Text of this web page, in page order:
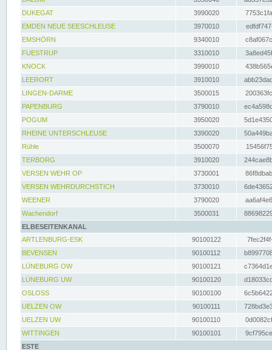
DUKEGAT
3990020
EMDEN NEUE SEESCHLEUSE
3970010
EMSHÖRN
9340010
FUESTRUP
3310010
KNOCK
3990010
LEERORT
3910010
LINGEN-DARME
3500015
PAPENBURG
3790010
POGUM
3950020
RHEINE UNTERSCHLEUSE
3390020
Rühle
3500070
TERBORG
3910020
VERSEN WEHR OP
3730001
VERSEN WEHRDURCHSTICH
3730010
WEENER
3790020
Wachendorf
3500031
ELBESEITENKANAL
ARTLENBURG-ESK
90100122
BEVENSEN
90100112
LÜNEBURG OW
90100121
LÜNEBURG UW
90100120
OSLOSS
90100100
UELZEN OW
90100111
UELZEN UW
90100110
WITTINGEN
90100101
ESTE